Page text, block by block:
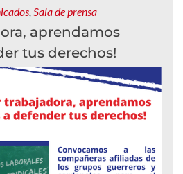
, Sala de prensa
aprendamos
tus derechos!